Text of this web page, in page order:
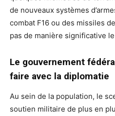
de nouveaux systèmes
combat F16 ou des missiles
pas de manière significative
Le gouvernement
faire avec la diplomatie
Au sein de la population, le
soutien militaire de plus en